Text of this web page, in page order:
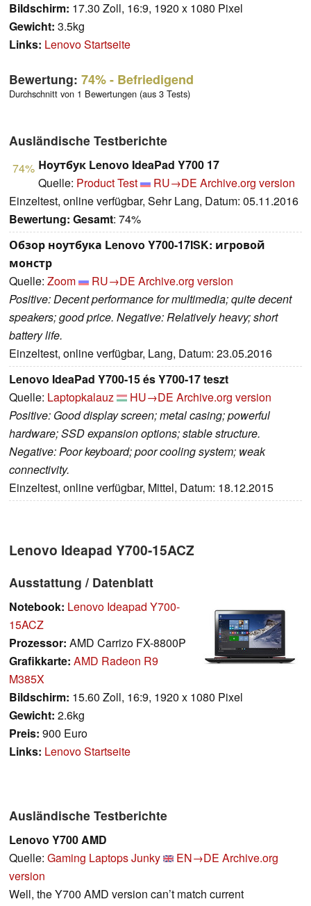
Bildschirm: 17.30 Zoll, 16:9, 1920 x 1080 Pixel
Gewicht: 3.5kg
Links: Lenovo Startseite
Bewertung: 74%- Befriedigend
Durchschnitt von 1 Bewertungen (aus 3 Tests)
Ausländische Testberichte
74% Ноутбук Lenovo IdeaPad Y700 17
Quelle: Product Test RU→DE Archive.org version
Einzeltest, online verfügbar, Sehr Lang, Datum: 05.11.2016
Bewertung: Gesamt: 74%
Обзор ноутбука Lenovo Y700-17ISK: игровой
монстр
Quelle: Zoom RU→DE Archive.org version
Positive: Decent performance for multimedia; quite decent
speakers; good price. Negative: Relatively heavy; short
battery life.
Einzeltest, online verfügbar, Lang, Datum: 23.05.2016
Lenovo IdeaPad Y700-15 és Y700-17 teszt
Quelle: Laptopkalauz HU→DE Archive.org version
Positive: Good display screen; metal casing; powerful
hardware; SSD expansion options; stable structure.
Negative: Poor keyboard; poor cooling system; weak
connectivity.
Einzeltest, online verfügbar, Mittel, Datum: 18.12.2015
Lenovo Ideapad Y700-15ACZ
Ausstattung / Datenblatt
Notebook: Lenovo Ideapad Y700-
15ACZ
Prozessor: AMD Carrizo FX-8800P
Grafikkarte: AMD Radeon R9
M385X
Bildschirm: 15.60 Zoll, 16:9, 1920 x 1080 Pixel
Gewicht: 2.6kg
Preis: 900 Euro
Links: Lenovo Startseite
Ausländische Testberichte
Lenovo Y700 AMD
Quelle: Gaming Laptops Junky EN→DE Archive.org
version
Well, the Y700 AMD version can’t match current